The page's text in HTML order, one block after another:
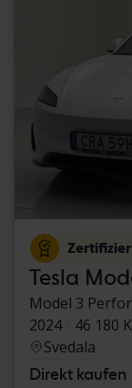
Tesla
Model 3
2024
46 180
Svedala
Direkt kaufen